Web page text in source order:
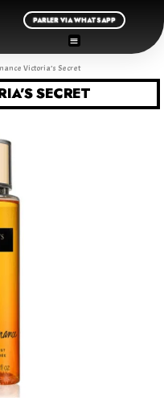
PARLER VIA WHATSAPP
Victoria’s Secret
SECRET